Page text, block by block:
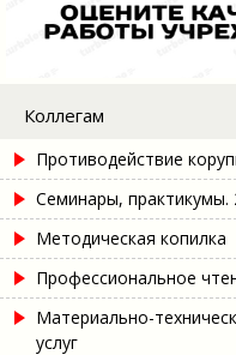
Коллегам
Противодействие
Семинары, практикумы.
Методическая копилка
Профессиональное
Материально-
услуг